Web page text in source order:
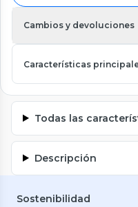
Cambios y devoluciones
Características
Todas las
Descripción
Sostenibilidad